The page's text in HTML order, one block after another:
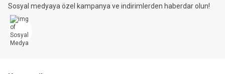
Sosyal medyaya özel kampanya ve indirimlerden haberdar olun!